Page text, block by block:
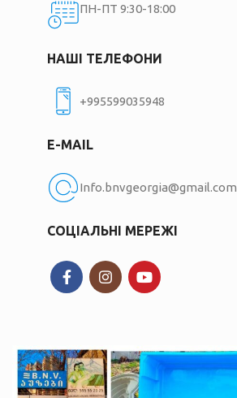
ПН-ПТ 9:30-18:00
НАШІ ТЕЛЕФОНИ
+995599035948
E-MAIL
Info.bnvgeorgia@gmail.com
СОЦІАЛЬНІ МЕРЕЖІ